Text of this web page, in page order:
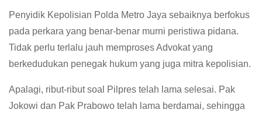
Penyidik Kepolisian Polda Metro Jaya sebaiknya berfokus
pada perkara yang benar-benar murni peristiwa pidana.
Tidak perlu terlalu jauh memproses Advokat yang
berkedudukan penegak hukum yang juga mitra kepolisian.
Apalagi, ribut-ribut soal Pilpres telah lama selesai. Pak
Jokowi dan Pak Prabowo telah lama berdamai, sehingga